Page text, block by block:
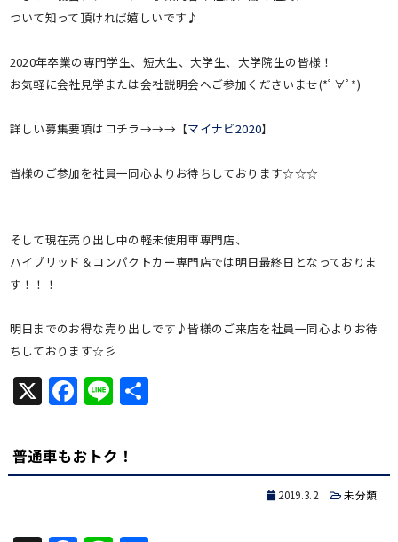
ついて知って頂ければ嬉しいです♪
2020年卒業の専門学生、短大生、大学生、大学院生の皆様！
お気軽に会社見学または会社説明会へご参加くださいませ(*ﾟ∀ﾟ*)
詳しい募集要項はコチラ→→→【マイナビ2020】
皆様のご参加を社員一同心よりお待ちしております☆☆☆
そして現在売り出し中の軽未使用車専門店、
ハイブリッド＆コンパクトカー専門店では明日最終日となっておりま
す！！！
明日までのお得な売り出しです♪皆様のご来店を社員一同心よりお待
ちしております☆彡
X Facebook
Line共
普通車もおトク！
2019.3.2 未分類